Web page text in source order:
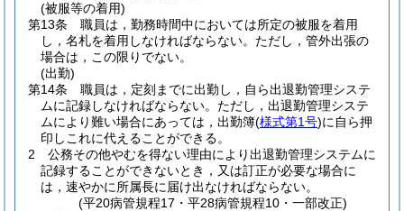
(被服等の着用)
第13条
職員は，勤務時間中においては所定の被服を着用
し，名札を着用しなければならない。 ただし，管外出張の
場合は，この限りでない。
(出勤)
第14条
職員は，定刻までに出勤し，自ら出退勤管理システ
ムに記録しなければならない。 ただし，出退勤管理システ
ムにより難い場合にあっては，出勤簿(様式第1号)に自ら押
印しこれに代えることができる。
2
公務その他やむを得ない理由により出退勤管理システムに
記録することができないとき，又は訂正が必要な場合に
は，速やかに所属長に届け出なければならない。
(平20病管規程17・平28病管規程10・一部改正)